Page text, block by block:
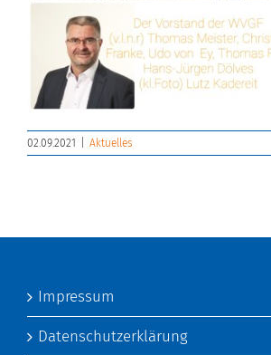
02.09.2021 Aktuelles
Impressum
Datenschutzerklärung